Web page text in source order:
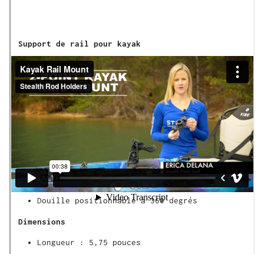
Support de rail pour kayak
Le support de rail pour kayak est conçu pour
s'adapter aux systèmes de rail de 1/2 pouce. Il
convient à la plupart des marques populaires,
notamment Hobie, Wilderness Systems, Jackson,
Vibe, Native, Harmony, Scotty et Yakgear.
2 points de contact – Évite tout desserrage
intempestif sur l'eau
Boutons réglables à main gantée
Douille positionnable à 360 degrés
Dimensions
Longueur : 5,75 pouces